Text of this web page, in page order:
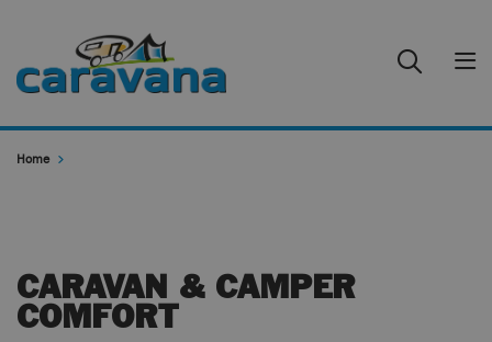
Home
CARAVAN & CAMPER
COMFORT